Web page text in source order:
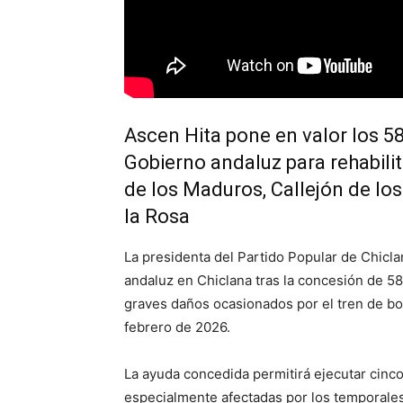
Ascen Hita pone en valor los
Gobierno andaluz para
de los Maduros, Callejón de
la Rosa
La presidenta del Partido Popular de
andaluz en Chiclana tras la concesión de
graves daños ocasionados por el tren de
febrero de 2026.
La ayuda concedida permitirá ejecutar
especialmente afectadas por los